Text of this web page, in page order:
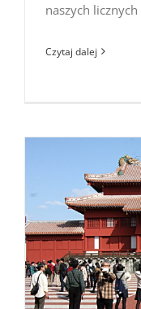
naszych
Czytaj dalej